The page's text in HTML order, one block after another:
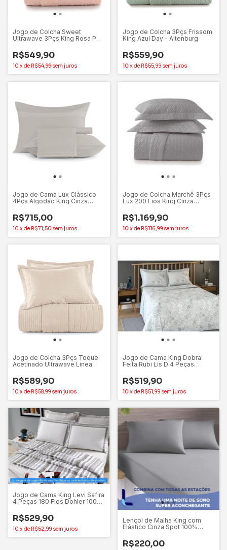
Jogo de Colcha Sweet
Ultrawave 3Pçs King Rosa Pop
R$549,90
10 x de R$54,99 sem juros
Jogo de Colcha 3Pçs Frissom
King Azul Day - Altenburg
R$559,90
10 x de R$55,99 sem juros
Jogo de Cama Lux Clássico
4Pçs Algodão King Cinza
R$715,00
10 xde R$71,50 sem juros
Jogo de Colcha Marchê 3Pçs
Lux 200 Fios King Cinza
R$1.169,90
10 xde R$116,99 sem juros
Jogo de Colcha 3Pçs Toque
Acetinado Ultrawave Linea
R$589,90
10 x de R$58,99 sem juros
Jogo de Cama King Dobra
Feita Rubi Lis D 4 Peças
R$519,90
10 x de R$51,99 sem juros
Jogo de Cama King Levi Safira
4 Peças 180 Fios Dohler 100%
R$529,90
10 xde R$52,99 sem juros
Lençol de Malha King com
Elástico Cinza Spot 100%
R$220,00